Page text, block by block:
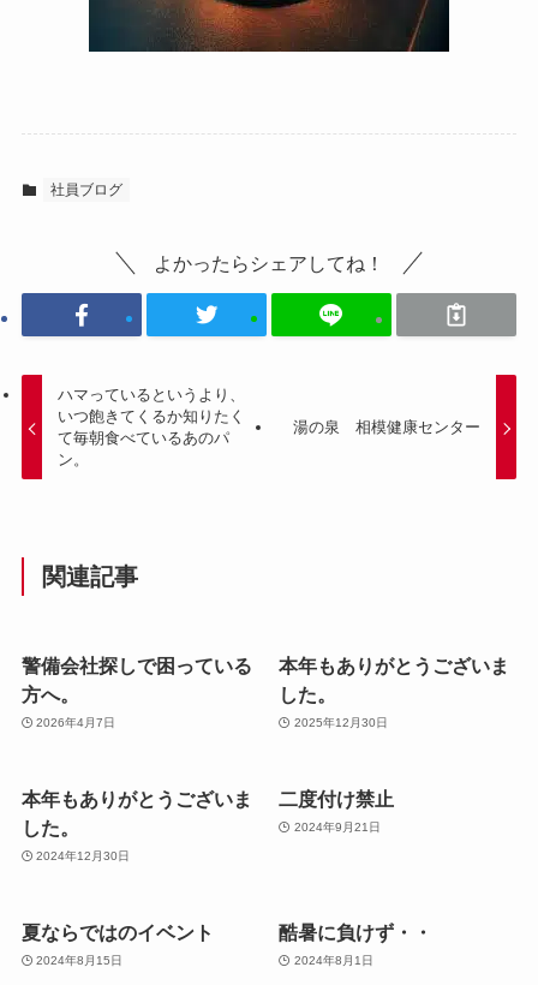
社員ブログ
よかったらシェアしてね！
ハマっているというより、
いつ飽きてくるか知りたく
て毎朝食べているあのパ
ン。
湯の泉 相模健康センター
関連記事
警備会社探しで困っている
方へ。
2026年4月7日
本年もありがとうございま
した。
2025年12月30日
本年もありがとうございま
した。
2024年12月30日
二度付け禁止
2024年9月21日
夏ならではのイベント
2024年8月15日
酷暑に負けず・・
2024年8月1日